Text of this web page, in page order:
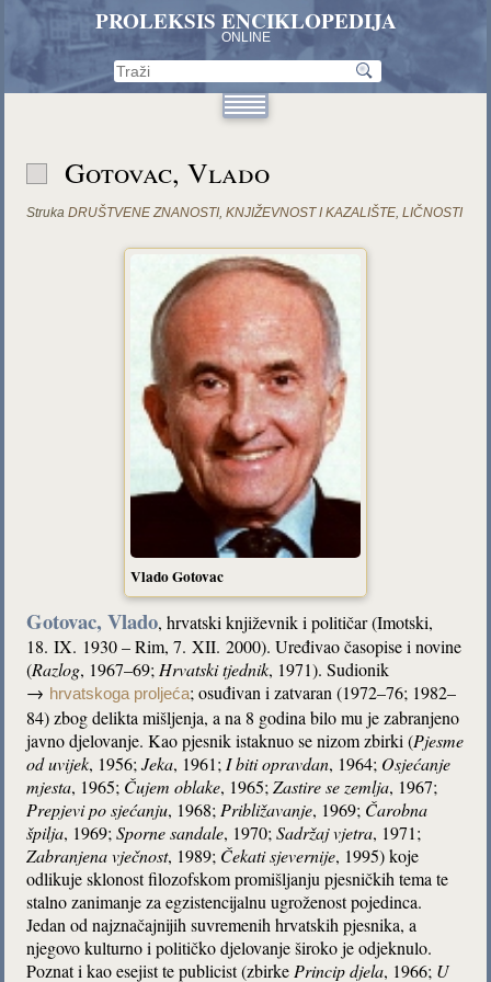
PROLEKSIS ENCIKLOPEDIJA
ONLINE
Gotovac, Vlado
Struka DRUŠTVENE ZNANOSTI,KNJIŽEVNOST I KAZALIŠTE,LIČNOSTI
Vlado Gotovac
Gotovac, Vlado, hrvatski književnik i političar (Imotski,
18. IX. 1930 – Rim, 7. XII. 2000). Uređivao časopise i novine
(Razlog, 1967–69; Hrvatski tjednik, 1971). Sudionik
→ hrvatskoga proljeća; osuđivan i zatvaran (1972–76; 1982–
84) zbog delikta mišljenja, a na 8 godina bilo mu je zabranjeno
javno djelovanje. Kao pjesnik istaknuo se nizom zbirki (Pjesme
od uvijek, 1956;Jeka, 1961; I biti opravdan, 1964; Osjećanje
mjesta, 1965; Čujem oblake, 1965;Zastire se zemlja, 1967;
Prepjevi po sjećanju, 1968; Približavanje, 1969; Čarobna
špilja, 1969;Sporne sandale, 1970;Sadržaj vjetra, 1971;
Zabranjena vječnost, 1989; Čekati sjevernije, 1995) koje
odlikuje sklonost filozofskom promišljanju pjesničkih tema te
stalno zanimanje za egzistencijalnu ugroženost pojedinca.
Jedan od najznačajnijih suvremenih hrvatskih pjesnika, a
njegovo kulturno i političko djelovanje široko je odjeknulo.
Poznat i kao esejist te publicist (zbirke Princip djela, 1966; U